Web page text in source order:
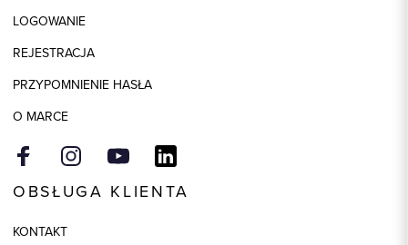
LOGOWANIE
REJESTRACJA
PRZYPOMNIENIE HASŁA
O MARCE
OBSŁUGA KLIENTA
KONTAKT